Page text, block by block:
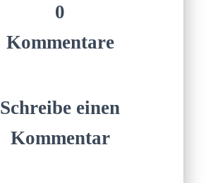
0
Kommentare
Schreibe einen
Kommentar